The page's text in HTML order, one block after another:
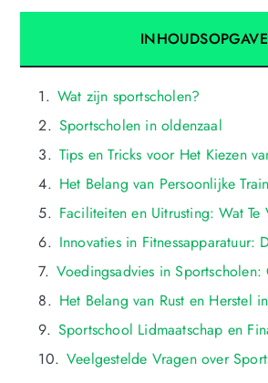
INHOUDSOPGAVE
Wat zijn sportscholen?
Sportscholen in oldenzaal